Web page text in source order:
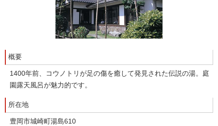
概要
1400年前、コウノトリが足の傷を癒して発見された伝説の湯。庭
園露天風呂が魅力的です。
所在地
豊岡市城崎町湯島610